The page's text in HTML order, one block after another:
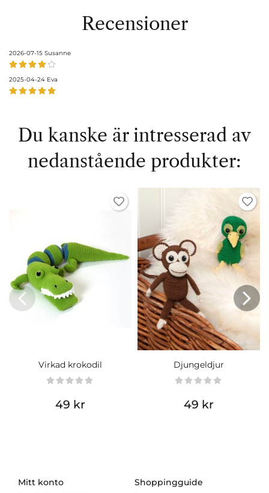
Recensioner
2026-07-15 Susanne
2025-04-24 Eva
Du kanske är intresserad av
nedanstående produkter:
Virkad krokodil
49 kr
Djungeldjur
49 kr
Mitt konto Shoppingguide